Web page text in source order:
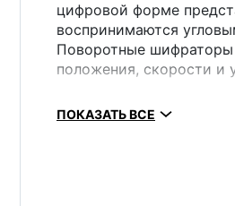
цифровой форме
воспринимаются
Поворотные шифраторы
положения, скорости и
ПОКАЗАТЬ ВСЕ